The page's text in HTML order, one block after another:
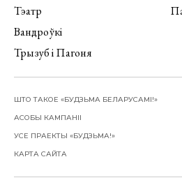
Тэатр
Вандроўкі
Трызуб і Пагоня
ШТО ТАКОЕ «БУДЗЬМА БЕЛАРУСАМІ!»
АСОБЫ КАМПАНІІ
УСЕ ПРАЕКТЫ «БУДЗЬМА!»
КАРТА САЙТА